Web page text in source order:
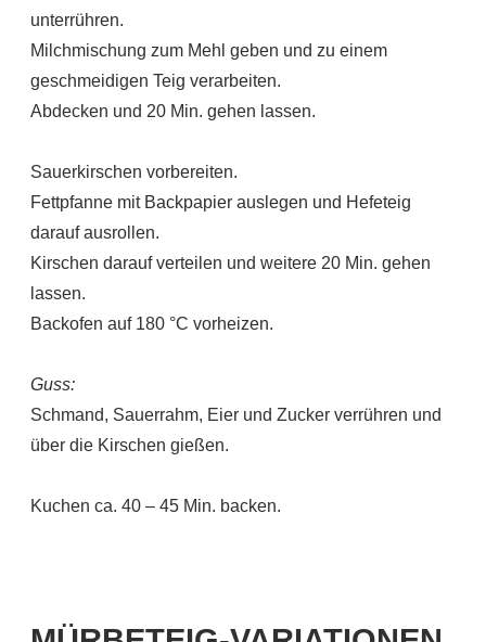
unterrühren.
Milchmischung zum Mehl geben und zu einem
geschmeidigen Teig verarbeiten.
Abdecken und 20 Min. gehen lassen.
Sauerkirschen vorbereiten.
Fettpfanne mit Backpapier auslegen und Hefeteig
darauf ausrollen.
Kirschen darauf verteilen und weitere 20 Min. gehen
lassen.
Backofen auf 180 °C vorheizen.
Guss:
Schmand, Sauerrahm, Eier und Zucker verrühren und
über die Kirschen gießen.
Kuchen ca. 40 – 45 Min. backen.